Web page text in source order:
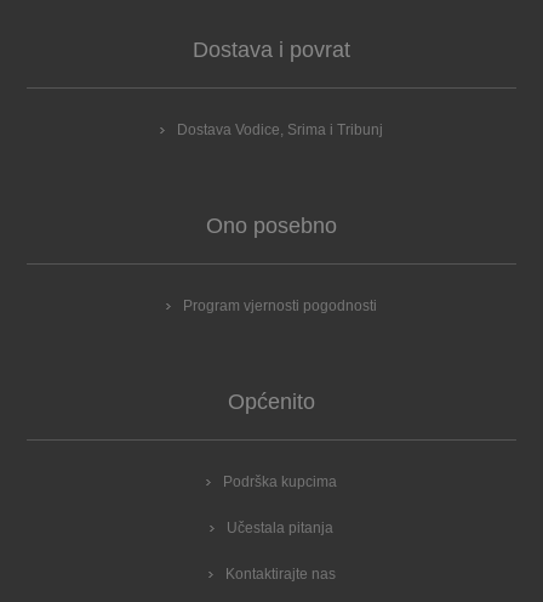
Dostava i povrat
Dostava Vodice, Srima i Tribunj
Ono posebno
Program vjernosti pogodnosti
Općenito
Podrška kupcima
Učestala pitanja
Kontaktirajte nas